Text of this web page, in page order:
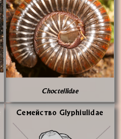
Choctellidae
Се­мей­ство Glyphiulidae